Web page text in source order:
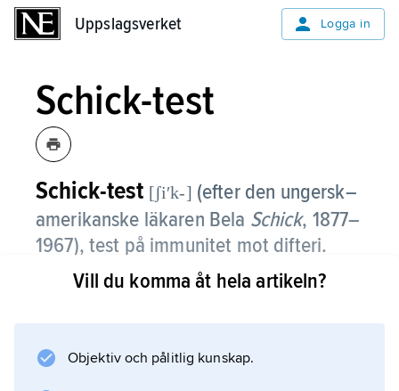
Uppslagsverket Logga in
Schick-test
Schick-test [ʃiʹk-] (efter den ungersk–
amerikanske läkaren Bela Schick, 1877–
1967), test på immunitet mot difteri.
En liten mängd av den substans (toxin) hos
ingen svullnad och rodnad uppkommer
Vill du komma åt hela artikeln?
Objektiv och pålitlig kunskap.